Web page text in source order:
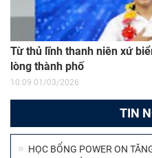
Từ thủ lĩnh thanh niên xứ
lòng thành phố
10:09 01/03/2026
TIN
HỌC BỔNG POWER ON